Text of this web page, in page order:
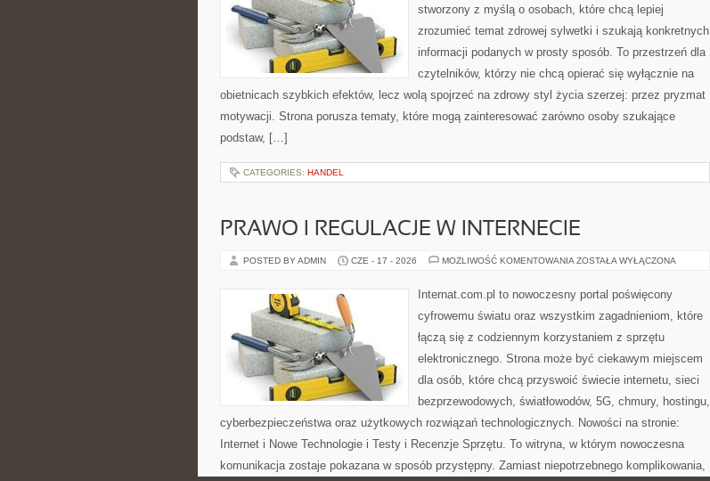
stworzony z myślą o osobach, które chcą lepiej
zrozumieć temat zdrowej sylwetki i szukają konkretnych
informacji podanych w prosty sposób. To przestrzeń dla
czytelników, którzy nie chcą opierać się wyłącznie na
obietnicach szybkich efektów, lecz wolą spojrzeć na zdrowy styl życia szerzej: przez pryzmat
motywacji. Strona porusza tematy, które mogą zainteresować zarówno osoby szukające
podstaw, […]
CATEGORIES: HANDEL
PRAWO I REGULACJE W INTERNECIE
POSTED BY ADMIN CZE - 17 - 2026 MOŻLIWOŚĆ KOMENTOWANIA PRAWO
INTERNECIE
ZOSTAŁA WYŁĄCZONA
Internat.com.pl to nowoczesny portal poświęcony
cyfrowemu światu oraz wszystkim zagadnieniom, które
łączą się z codziennym korzystaniem z sprzętu
elektronicznego. Strona może być ciekawym miejscem
dla osób, które chcą przyswoić świecie internetu, sieci
bezprzewodowych, światłowodów, 5G, chmury, hostingu,
cyberbezpieczeństwa oraz użytkowych rozwiązań technologicznych. Nowości na stronie:
Internet i Nowe Technologie i Testy i Recenzje Sprzętu. To witryna, w którym nowoczesna
komunikacja zostaje pokazana w sposób przystępny. Zamiast niepotrzebnego komplikowania,